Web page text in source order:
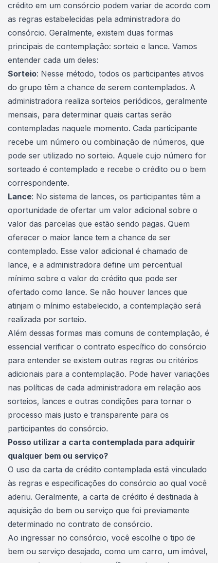
crédito em um consórcio podem variar de acordo com
as regras estabelecidas pela administradora do
consórcio. Geralmente, existem duas formas
principais de contemplação: sorteio e lance. Vamos
entender cada um deles:
Sorteio: Nesse método, todos os participantes ativos
do grupo têm a chance de serem contemplados. A
administradora realiza sorteios periódicos, geralmente
mensais, para determinar quais cartas serão
contempladas naquele momento. Cada participante
recebe um número ou combinação de números, que
pode ser utilizado no sorteio. Aquele cujo número for
sorteado é contemplado e recebe o crédito ou o bem
correspondente.
Lance: No sistema de lances, os participantes têm a
oportunidade de ofertar um valor adicional sobre o
valor das parcelas que estão sendo pagas. Quem
oferecer o maior lance tem a chance de ser
contemplado. Esse valor adicional é chamado de
lance, e a administradora define um percentual
mínimo sobre o valor do crédito que pode ser
ofertado como lance. Se não houver lances que
atinjam o mínimo estabelecido, a contemplação será
realizada por sorteio.
Além dessas formas mais comuns de contemplação, é
essencial verificar o contrato específico do consórcio
para entender se existem outras regras ou critérios
adicionais para a contemplação. Pode haver variações
nas políticas de cada administradora em relação aos
sorteios, lances e outras condições para tornar o
processo mais justo e transparente para os
participantes do consórcio.
Posso utilizar a carta contemplada para adquirir
qualquer bem ou serviço?
O uso da carta de crédito contemplada está vinculado
às regras e especificações do consórcio ao qual você
aderiu. Geralmente, a carta de crédito é destinada à
aquisição do bem ou serviço que foi previamente
determinado no contrato de consórcio.
Ao ingressar no consórcio, você escolhe o tipo de
bem ou serviço desejado, como um carro, um imóvel,